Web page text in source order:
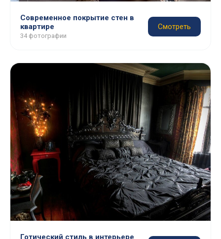
Современное покрытие стен в
квартире
34 фотографии
Смотреть
Готический стиль в интерьере